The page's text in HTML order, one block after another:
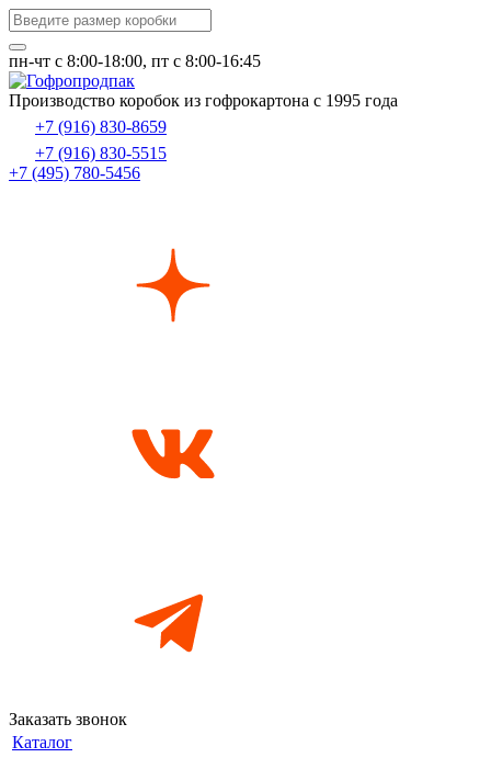
пн-чт c 8:00-18:00, пт с 8:00-16:45
Производство коробок из гофрокартона с 1995 года
+7 (916) 830-8659
+7 (916) 830-5515
+7 (495) 780-5456
Заказать звонок
Каталог